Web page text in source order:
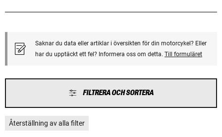
Saknar du data eller artiklar i översikten för din motorcykel? Eller
har du upptäckt ett fel? Informera oss om detta. Till formuläret
FILTRERA OCH SORTERA
Återställning av alla filter